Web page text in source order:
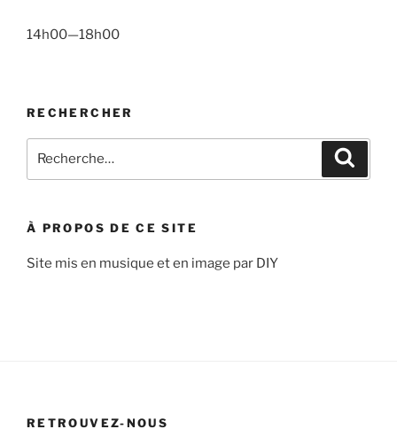
14h00—18h00
RECHERCHER
pour
À PROPOS DE CE SITE
Site mis en musique et en image par DIY
RETROUVEZ-NOUS